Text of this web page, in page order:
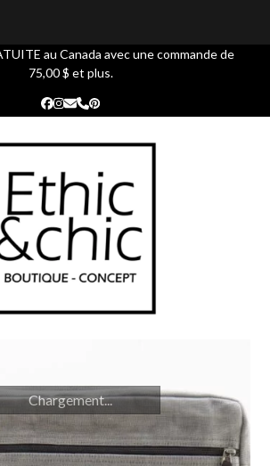
au Canada avec une commande de
75,00 $ et plus.
Facebook
Instagram
Courriel
Phone
Pinterest
Chargement...